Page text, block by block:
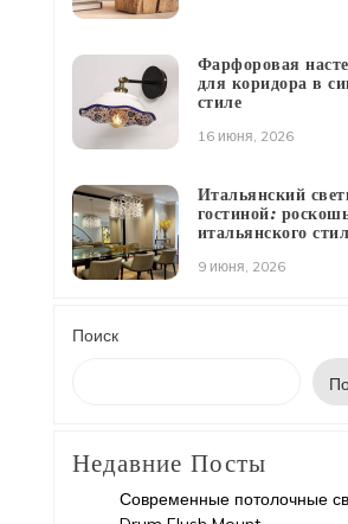
Фарфоровая
для коридора в
стиле
16 июня, 2026
Итальянский
гостиной:
итальянского
9 июня, 2026
Поиск
Недавние Посты
Современные потолочные